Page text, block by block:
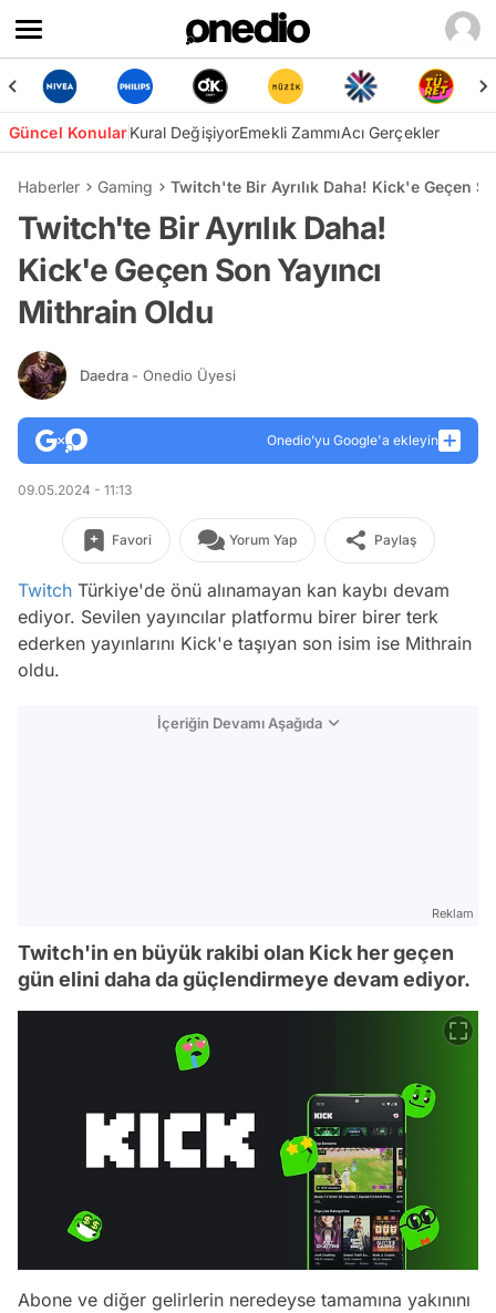
Güncel KonularKural DeğişiyorEmekli ZammıAcı Gerçekler
Haberler Gaming Twitch'te Bir Ayrılık Daha! Kick'e Geçen
Twitch'te Bir Ayrılık Daha!
Kick'e Geçen Son Yayıncı
Mithrain Oldu
Daedra - Onedio Üyesi
Onedio’yu Google'a ekleyin
09.05.2024 - 11:13
Favori Yorum Yap Paylaş
Twitch Türkiye'de önü alınamayan kan kaybı devam
ediyor. Sevilen yayıncılar platformu birer birer terk
ederken yayınlarını Kick'e taşıyan son isim ise Mithrain
oldu.
İçeriğin Devamı Aşağıda
Reklam
Twitch'in en büyük rakibi olan Kick her geçen
gün elini daha da güçlendirmeye devam ediyor.
Abone ve diğer gelirlerin neredeyse tamamına yakınını